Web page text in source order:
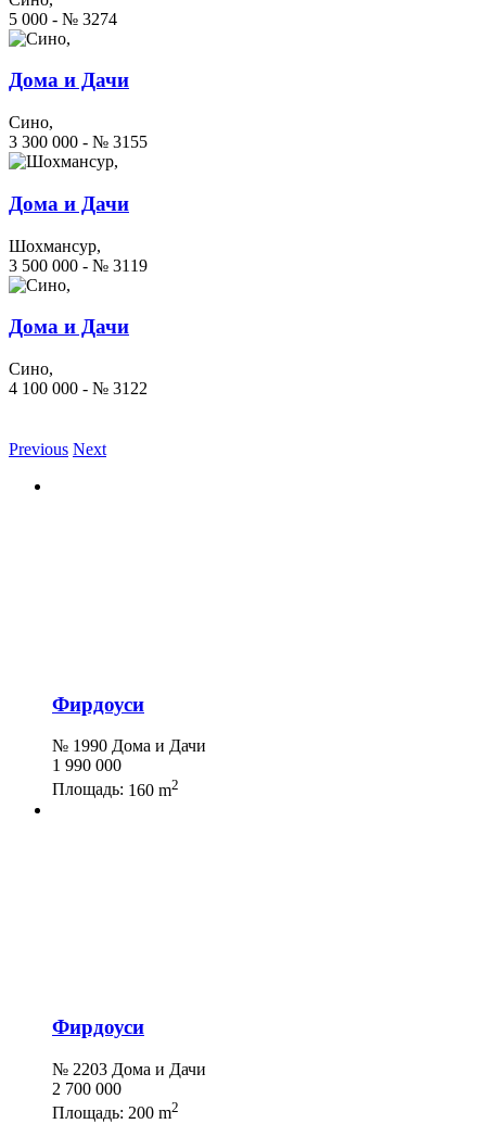
5 000 - № 3274
Дома и Дачи
Сино,
3 300 000 - № 3155
Дома и Дачи
Шохмансур,
3 500 000 - № 3119
Дома и Дачи
Сино,
4 100 000 - № 3122
Previous Next
Фирдоуси
№ 1990 Дома и Дачи
1 990 000
Площадь: 160 m2
Фирдоуси
№ 2203 Дома и Дачи
2 700 000
Площадь: 200 m2